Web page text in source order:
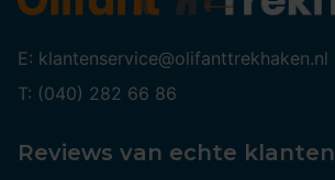
E: klantenservice@olifanttrekhaken.nl
T: (040) 282 66 86
Reviews van echte klanten